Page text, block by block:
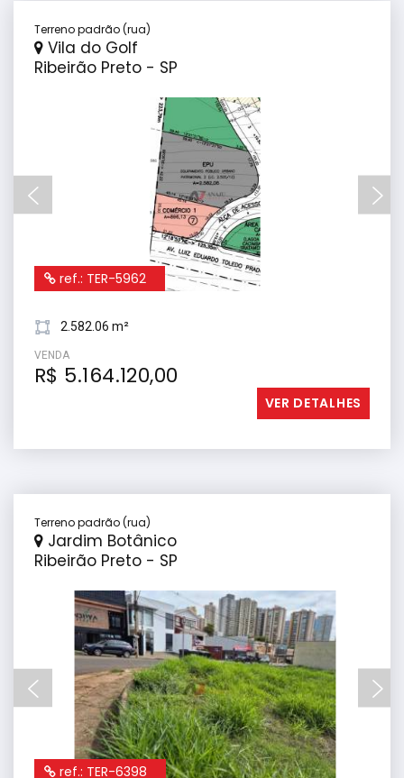
Terreno padrão (rua)
Vila do Golf
Ribeirão Preto - SP
ref.: TER-5962
2.582.06 m²
VENDA
R$ 5.164.120,00
VER DETALHES
Terreno padrão (rua)
Jardim Botânico
Ribeirão Preto - SP
ref.: TER-6398